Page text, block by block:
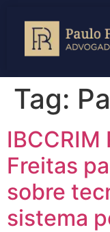
Tag:
IBCCRIM
Freitas
sobre
sistema